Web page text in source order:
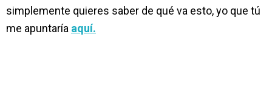
simplemente quieres saber de qué va esto, yo que tú
me apuntaría aquí.